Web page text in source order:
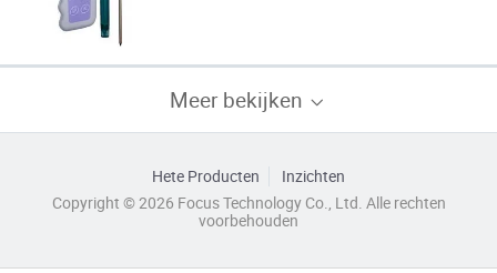
Meer bekijken
Hete Producten
Inzichten
Copyright © 2026 Focus Technology Co., Ltd. Alle rechten
voorbehouden